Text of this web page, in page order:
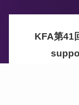
KFA第41